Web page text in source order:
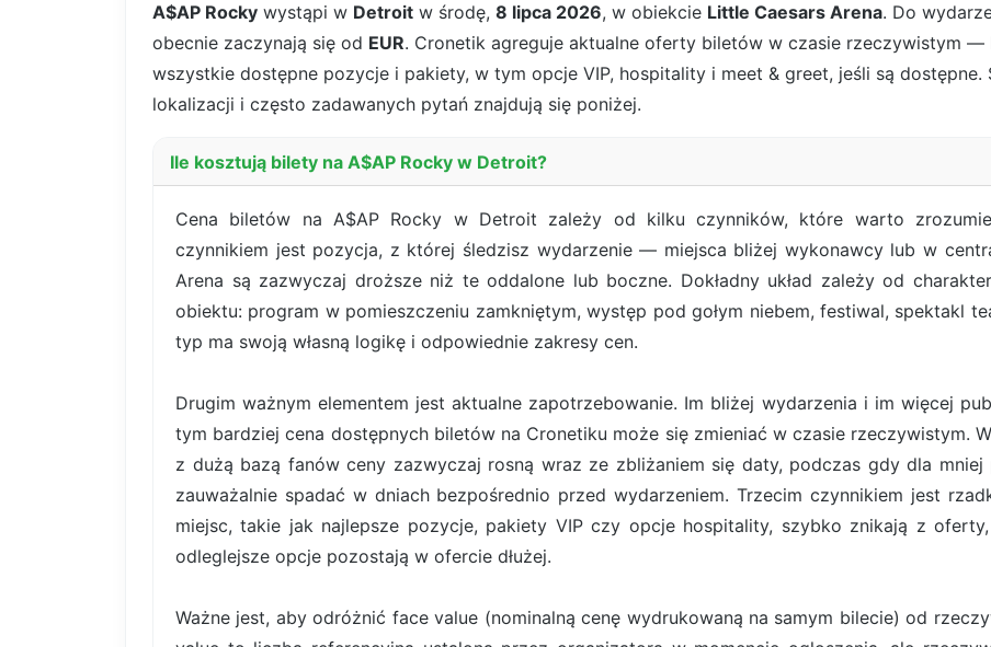
A$AP Rocky wystąpi w Detroit w środę, 8 lipca 2026, w obiekcie Little Caesars Arena. Do
obecnie zaczynają się od EUR. Cronetik agreguje aktualne oferty biletów w czasie rzeczywistym
wszystkie dostępne pozycje i pakiety, w tym opcje VIP, hospitality i meet & greet, jeśli są dostępne.
lokalizacji i często zadawanych pytań znajdują się poniżej.
Ile kosztują bilety na A$AP Rocky w Detroit?
Cena biletów na A$AP Rocky w Detroit zależy od kilku czynników, które warto
czynnikiem jest pozycja, z której śledzisz wydarzenie — miejsca bliżej wykonawcy lub w
Arena są zazwyczaj droższe niż te oddalone lub boczne. Dokładny układ zależy od
obiektu: program w pomieszczeniu zamkniętym, występ pod gołym niebem, festiwal, spektakl
typ ma swoją własną logikę i odpowiednie zakresy cen.
Drugim ważnym elementem jest aktualne zapotrzebowanie. Im bliżej wydarzenia i im więcej
tym bardziej cena dostępnych biletów na Cronetiku może się zmieniać w czasie rzeczywistym.
z dużą bazą fanów ceny zazwyczaj rosną wraz ze zbliżaniem się daty, podczas gdy dla
zauważalnie spadać w dniach bezpośrednio przed wydarzeniem. Trzecim czynnikiem jest
miejsc, takie jak najlepsze pozycje, pakiety VIP czy opcje hospitality, szybko znikają z
odleglejsze opcje pozostają w ofercie dłużej.
Ważne jest, aby odróżnić face value (nominalną cenę wydrukowaną na samym bilecie) od